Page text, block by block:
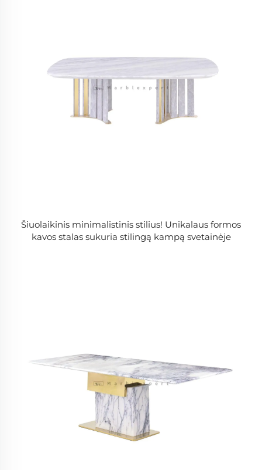
Šiuolaikinis minimalistinis stilius! Unikalaus formos
kavos stalas sukuria stilingą kampą svetainėje